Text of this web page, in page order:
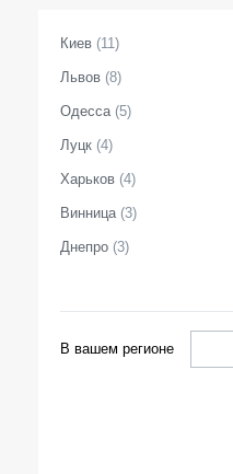
Киев (11)
Львов (8)
Одесса(5)
Луцк (4)
Харьков (4)
Винница(3)
Днепро (3)
В вашем регионе